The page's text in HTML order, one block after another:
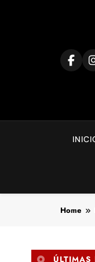
Home